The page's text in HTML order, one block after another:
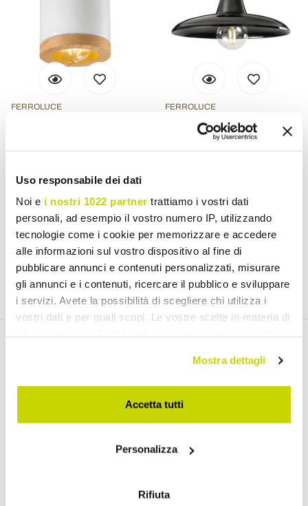
Uso responsabile dei dati
Noi e i nostri 1022 partner trattiamo i vostri dati
personali, ad esempio il vostro numero IP, utilizzando
tecnologie come i cookie per memorizzare e accedere
alle informazioni sul vostro dispositivo al fine di
pubblicare annunci e contenuti personalizzati, misurare
gli annunci e i contenuti, ricercare il pubblico e sviluppare
i servizi. Avete la possibilità di scegliere chi utilizza i
vostri dati e per quali scopi. Le vostre scelte in materia di
modificare o revocare il proprio consenso in qualsiasi
momento dalla Dichiarazione sui cookie o facendo clic
sull'icona di attivazione della privacy.
raccogliere informazioni sulla tua posizione
Identificare il tuo dispositivo, scansionandolo
Mostra dettagli
Accetta tutti
Personalizza
Rifiuta
FERROLUCE
and Ceramic Ceiling Lamp
£ 172,80
FERROLUCE
Ceiling lamp in Black or
White Ceramic and
£ 240,94
Email Newsletter